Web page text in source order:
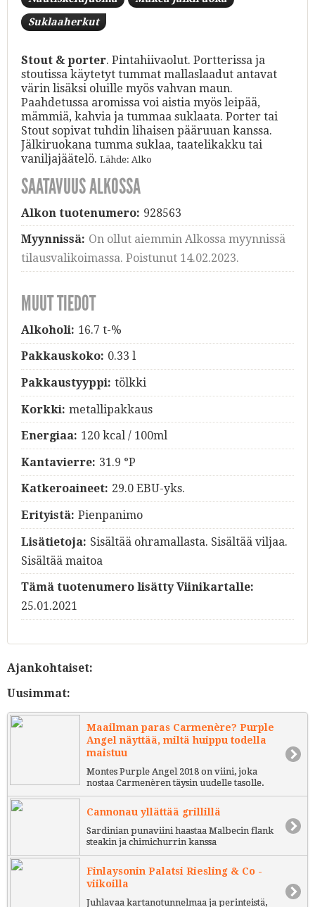
Suklaaherkut
Stout & porter. Pintahiivaolut. Portterissa ja
stoutissa käytetyt tummat mallaslaadut antavat
värin lisäksi oluille myös vahvan maun.
Paahdetussa aromissa voi aistia myös leipää,
mämmiä, kahvia ja tummaa suklaata. Porter tai
Stout sopivat tuhdin lihaisen pääruuan kanssa.
Jälkiruokana tumma suklaa, taatelikakku tai
vaniljajäätelö. Lähde: Alko
SAATAVUUS ALKOSSA
Alkon tuotenumero: 928563
Myynnissä: On ollut aiemmin Alkossa myynnissä
tilausvalikoimassa. Poistunut 14.02.2023.
MUUT TIEDOT
Alkoholi: 16.7 t-%
Pakkauskoko: 0.33 l
Pakkaustyyppi: tölkki
Korkki: metallipakkaus
Energiaa: 120 kcal / 100ml
Kantavierre: 31.9 °P
Katkeroaineet: 29.0 EBU-yks.
Erityistä: Pienpanimo
Lisätietoja: Sisältää ohramallasta. Sisältää viljaa.
Sisältää maitoa
Tämä tuotenumero lisätty Viinikartalle:
25.01.2021
Ajankohtaiset:
Uusimmat:
Maailman paras Carmenère? Purple
Angel näyttää, miltä huippu todella
maistuu
Montes Purple Angel 2018 on viini, joka
nostaa Carmenèren täysin uudelle tasolle.
Cannonau yllättää grillillä
Sardinian punaviini haastaa Malbecin flank
steakin ja chimichurrin kanssa
Finlaysonin Palatsi Riesling & Co -
viikoilla
Juhlavaa kartanotunnelmaa ja perinteistä,